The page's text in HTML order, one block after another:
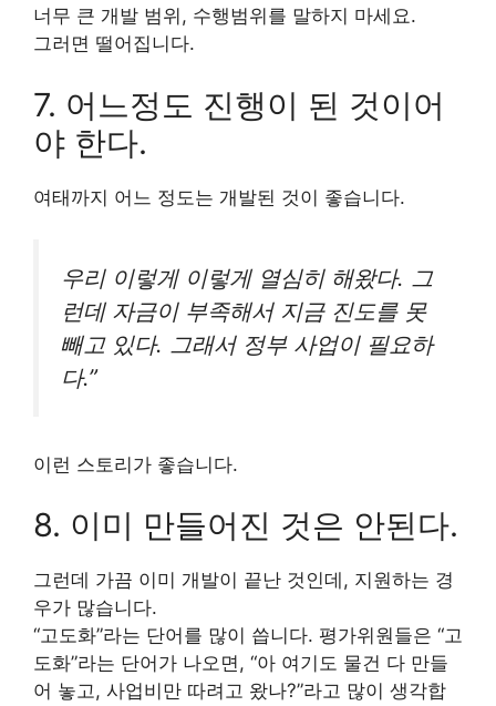
너무 큰 개발 범위, 수행범위를 말하지 마세요.
그러면 떨어집니다.
7. 어느정도 진행이 된 것이어
야 한다.
여태까지 어느 정도는 개발된 것이 좋습니다.
우리 이렇게 이렇게 열심히 해왔다. 그
런데 자금이 부족해서 지금 진도를 못
빼고 있다. 그래서 정부 사업이 필요하
다.”
이런 스토리가 좋습니다.
8. 이미 만들어진 것은 안된다.
그런데 가끔 이미 개발이 끝난 것인데, 지원하는 경
우가 많습니다.
“고도화”라는 단어를 많이 씁니다. 평가위원들은 “고
도화”라는 단어가 나오면, “아 여기도 물건 다 만들
어 놓고, 사업비만 따려고 왔나?”라고 많이 생각합